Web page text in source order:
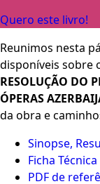
Quero este livro!
Reunimos nesta
disponíveis sobre
RESOLUÇÃO DO
ÓPERAS
da obra e
Sinopse,
Ficha Técnica
PDF de